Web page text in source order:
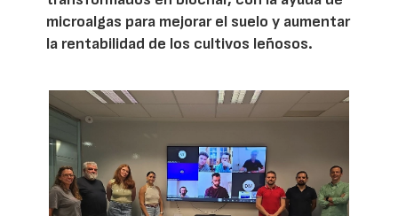
microalgas para mejorar el suelo y aumentar
la rentabilidad de los cultivos leñosos.